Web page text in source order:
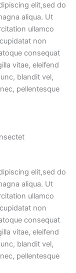
elit,sed do
aliqua. Ut
ullamco
non
consequat
vitae, eleifend
blandit vel,
pellentesque
elit,sed do
aliqua. Ut
ullamco
non
consequat
vitae, eleifend
blandit vel,
pellentesque